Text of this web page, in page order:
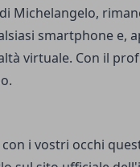
Michelangelo,
smartphone e,
virtuale. Con il
i vostri occhi